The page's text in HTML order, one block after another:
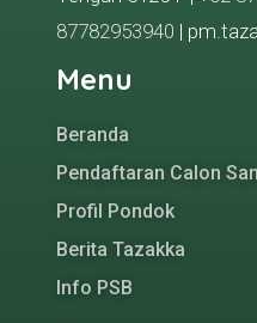
87782953940 |
Menu
Beranda
Pendaftaran Calon
Profil Pondok
Berita Tazakka
Info PSB